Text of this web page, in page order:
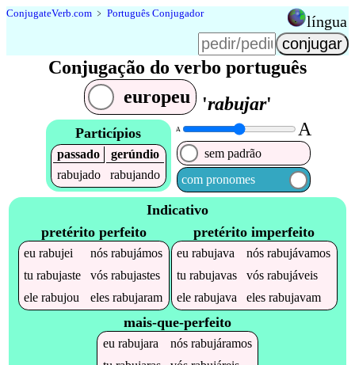
ConjugateVerb.com ﹥ Português Conjugador língua
Conjugação do verbo português
europeu
'rabujar'
Particípios
passado
gerúndio
rabujado
rabujando
A A
sem padrão
com pronomes
Indicativo
pretérito perfeito
eurabujei nósrabujámos
turabujaste vósrabujastes
elerabujou elesrabujaram
pretérito imperfeito
eurabujava nósrabujávamos
turabujavas vósrabujáveis
elerabujava elesrabujavam
mais-que-perfeito
eu rabujara nós rabujáramos